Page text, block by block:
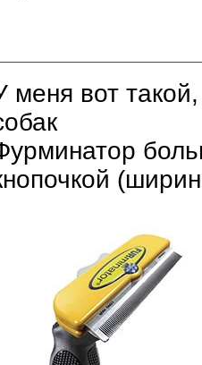
меня вот